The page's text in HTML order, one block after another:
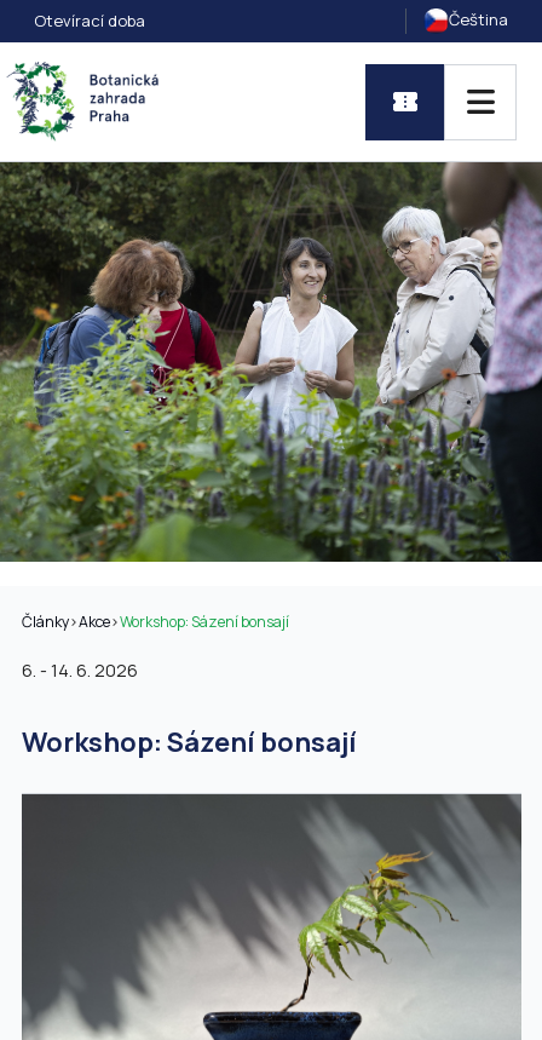
Otevírací doba Čeština
Články>Akce>Workshop: Sázení bonsají
6. - 14. 6. 2026
Workshop: Sázení bonsají